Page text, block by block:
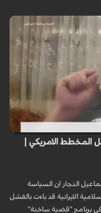
المخطط الامريكي |
النجار ان السياسة
الايرانية قد باءت بالفشل
برنامج "قضية ساخنة"